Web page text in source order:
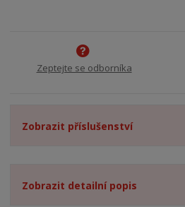
Zeptejte se odborníka
Zobrazit příslušenství
Zobrazit detailní popis